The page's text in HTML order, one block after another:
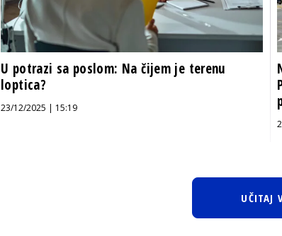
U potrazi sa poslom: Na čijem je terenu
loptica?
23/12/2025 | 15:19
UČITAJ